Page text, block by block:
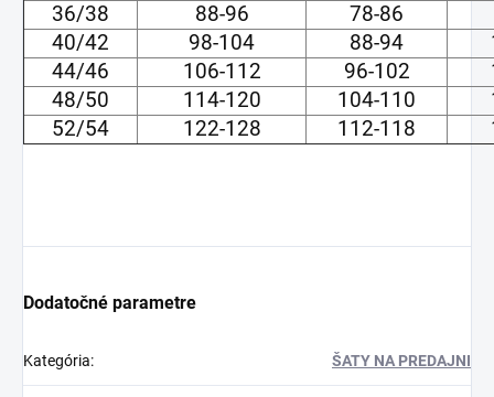
36/38 88-96
78-86
40/42
98-104 88-94
44/46
106-112 96-102
48/50
114-120 104-110
52/54
122-128 112-118
Dodatočné parametre
Kategória: ŠATY NA PREDAJNI